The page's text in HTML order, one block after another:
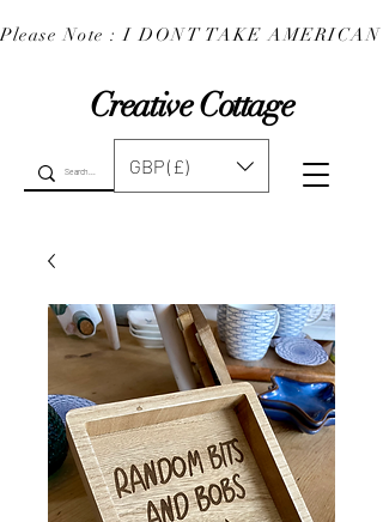
Creative Cottage
Please Note : I DONT TAKE
GBP (£)